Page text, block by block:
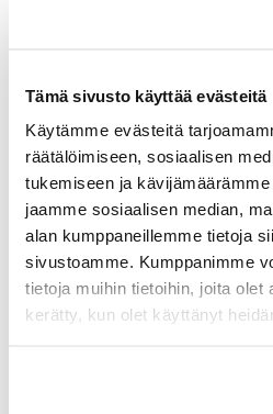
Tämä sivusto käyttää evästeitä
Käytämme evästeitä
räätälöimiseen, sosiaalisen
tukemiseen ja
jaamme sosiaalisen median,
alan kumppaneillemme tietoja
sivustoamme. Kumppanimme
tietoja muihin tietoihin, joita olet
kerätty, kun olet käyttänyt
GANT BURTON KNIT
EY
sillä tyynyn kääntöpuolella on
kuvioneule on laadukasta